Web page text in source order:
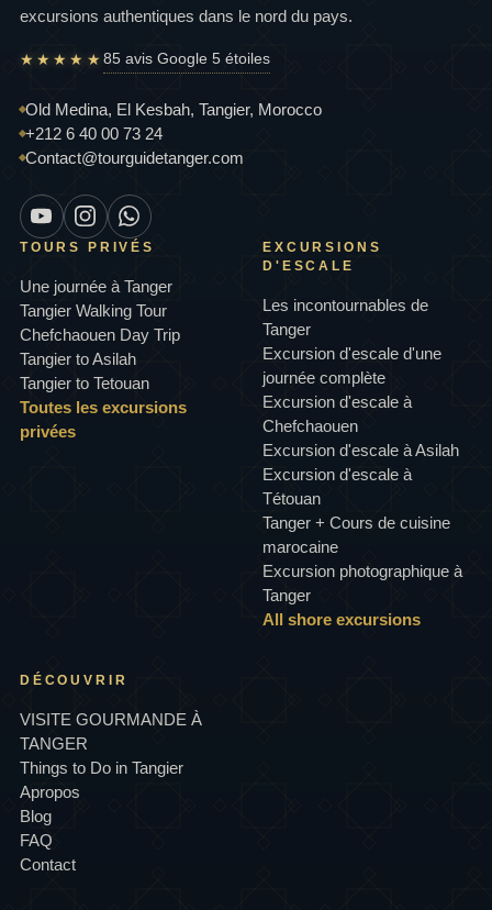
excursions authentiques dans le nord du pays.
★★★★★85 avis Google 5 étoiles
Old Medina, El Kesbah, Tangier, Morocco
+212 6 40 00 73 24
Contact@tourguidetanger.com
TOURS PRIVÉS
Une journée à Tanger
Tangier Walking Tour
Chefchaouen Day Trip
Tangier to Asilah
Tangier to Tetouan
Toutes les excursions
privées
EXCURSIONS
D'ESCALE
Les incontournables de
Tanger
Excursion d'escale d'une
journée complète
Excursion d'escale à
Chefchaouen
Excursion d'escale à Asilah
Excursion d'escale à
Tétouan
Tanger + Cours de cuisine
marocaine
Excursion photographique à
Tanger
All shore excursions
DÉCOUVRIR
VISITE GOURMANDE À
TANGER
Things to Do in Tangier
Apropos
Blog
FAQ
Contact